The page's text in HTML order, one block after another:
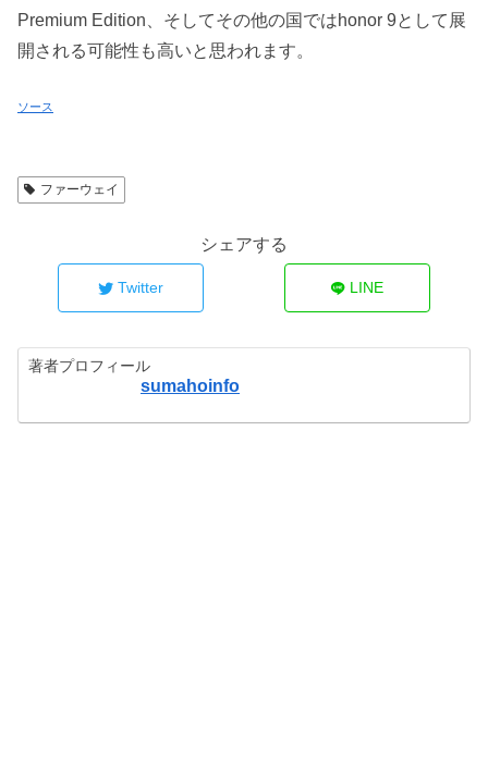
Premium Edition、そしてその他の国ではhonor 9として展
開される可能性も高いと思われます。
ソース
ファーウェイ
シェアする
Twitter LINE
著者プロフィール
sumahoinfo